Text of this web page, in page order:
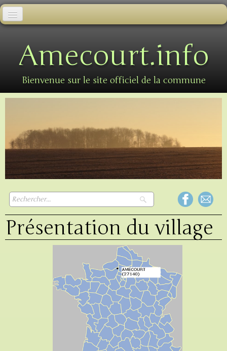
Informations municipales
Informations pratiques
Animations
Amecourt.info
Bienvenue sur le site officiel de la commune
Présentation du village